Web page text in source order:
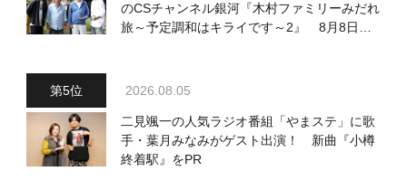
のCSチャンネル銀河『木村ファミリーみだれ
旅～予定調和はキライです～2』 8月8日
2026.08.05
二見颯一の人気ラジオ番組「やまステ」に歌
手・葉月みなみがゲスト出演！ 新曲『小樽
終着駅』をPR